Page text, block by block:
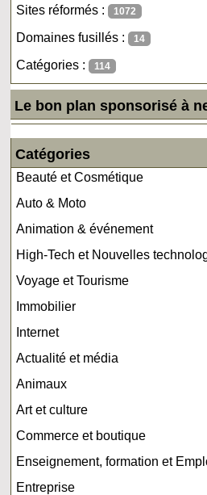
Sites réformés : 1072
Domaines fusillés : 14
Catégories : 114
Le bon plan sponsorisé à
Catégories
Beauté et Cosmétique
Auto & Moto
Animation & événement
High-Tech et Nouvelles
Voyage et Tourisme
Immobilier
Internet
Actualité et média
Animaux
Art et culture
Commerce et boutique
Enseignement, formation et
Entreprise